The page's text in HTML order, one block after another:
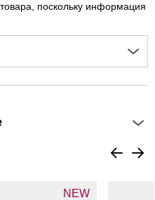
поскольку информация
NEW